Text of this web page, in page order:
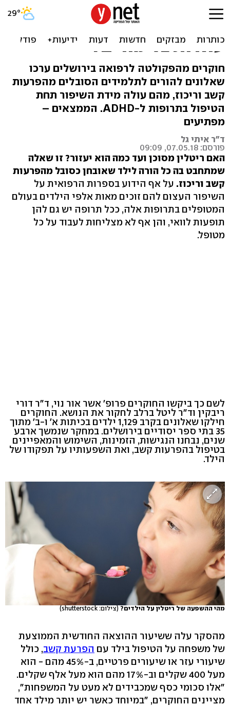
מחקר ישראלי: האם ריטלין,
קונצרטה ואטנט באמת
עוזרות בלימודים?
חוקרים מהפקולטה לרפואה בירושלים ערכו
שאלונים להורים לתלמידים הסובלים מהפרעות
קשב וריכוז, מהם עולה מידת השיפור תחת
הטיפול בתרופות ל-ADHD. הממצאים –
מפתיעים
ד"ר איתי גל
פורסם: 07.05.18, 09:09
האם ריטלין מסוכן ועד כמה הוא יעזור? זו שאלה
שמתחבט בה כל הורה לילד שאובחן כסובל מהפרעות
קשב וריכוז. על אף הידוע בספרות הרפואית על
השיפור העצום להם זוכים מאות אלפי הילדים בעולם
המטופלים בתרופות אלה, ככל תרופה יש גם להן
תופעות לוואי, והן אף לא מצליחות לעבוד על כל
מטופל.
לשם כך ביקשו החוקרים פרופ' אשר אור נוי, ד"ר דורי
ריבקין וד"ר ליטל ברלב לחקור את הנושא. החוקרים
חילקו שאלונים בקרב 1,129 ילדים בכיתות א' ו-ב' מתוך
35 בתי ספר יסודיים בירושלים. במחקר שנמשך ארבע
שנים, נבחנו הנגישות, הזמינות, השימוש והמאפיינים
בטיפול בהפרעות קשב, ואת השפעותיו על תפקודו של
הילד.
מהי ההשפעה של ריטלין על הילדים? (צילום: shutterstock)
מהסקר עלה ששיעור ההוצאה החודשית הממוצעת
של משפחה על הטיפול בילד עם הפרעת קשב, כולל
שיעורי עזר או שיעורים פרטיים, ב-45% מהם - הוא
מעל 400 שקלים וב-17% מהם הוא מעל אלף שקלים.
"אלו סכומי כסף שמכבידים לא מעט על המשפחות",
מציינים החוקרים, "במיוחד כאשר יש יותר מילד אחד